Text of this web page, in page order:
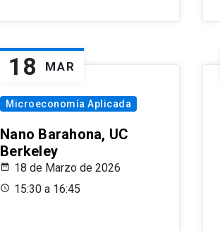
18 MAR
Microeconomía Aplicada
Nano Barahona, UC
Berkeley
18 de Marzo de 2026
15:30 a 16:45